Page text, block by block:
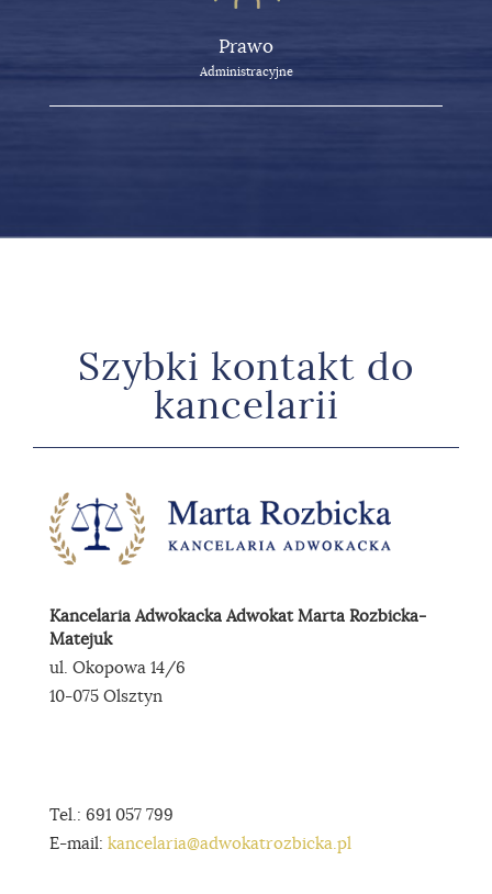
Prawo
Administracyjne
Szybki kontakt do
kancelarii
Kancelaria Adwokacka Adwokat Marta Rozbicka-
Matejuk
ul. Okopowa 14/6
10-075 Olsztyn
Tel.: 691 057 799
E-mail: kancelaria@adwokatrozbicka.pl